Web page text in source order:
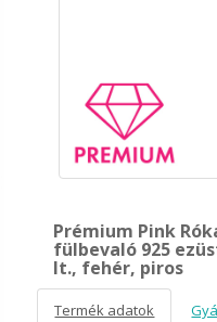
Prémium Pink
fülbevaló 925
lt., fehér, piros
Termék adatok